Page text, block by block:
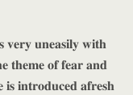
𝐯𝐞𝐫𝐲 𝐮𝐧𝐞𝐚𝐬𝐢𝐥𝐲 𝐰𝐢𝐭𝐡
𝐭𝐡𝐞𝐦𝐞 𝐨𝐟 𝐟𝐞𝐚𝐫 𝐚𝐧𝐝
𝐢𝐧𝐭𝐫𝐨𝐝𝐮𝐜𝐞𝐝 𝐚𝐟𝐫𝐞𝐬𝐡